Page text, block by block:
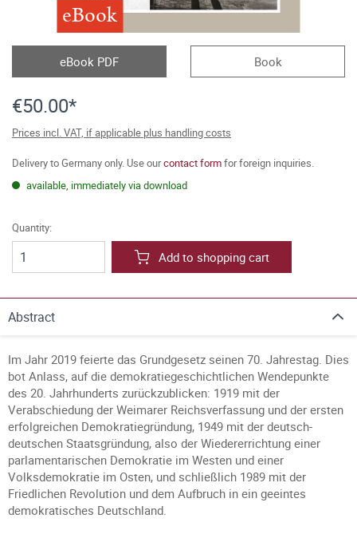
eBook
eBook PDF Book
€50.00*
Prices incl. VAT, if applicable plus handling costs
Delivery to Germany only. Use ourcontact formfor foreign inquiries.
available, immediately via download
Quantity:
Add to shopping cart
Abstract
Im Jahr 2019 feierte das Grundgesetz seinen 70. Jahrestag. Dies
bot Anlass, auf die demokratiegeschichtlichen Wendepunkte
des 20. Jahrhunderts zurückzublicken: 1919 mit der
Verabschiedung der Weimarer Reichsverfassung und der ersten
erfolgreichen Demokratiegründung, 1949 mit der deutsch-
deutschen Staatsgründung, also der Wiedererrichtung einer
parlamentarischen Demokratie im Westen und einer
Volksdemokratie im Osten, und schließlich 1989 mit der
Friedlichen Revolution und dem Aufbruch in ein geeintes
demokratisches Deutschland.